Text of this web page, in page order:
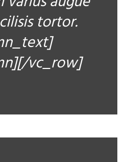
tortor.
vc_row]